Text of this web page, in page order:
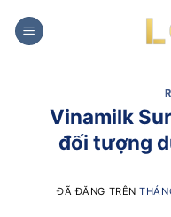
đến
Vinamilk
đối tượng
ĐÃ ĐĂNG TRÊN